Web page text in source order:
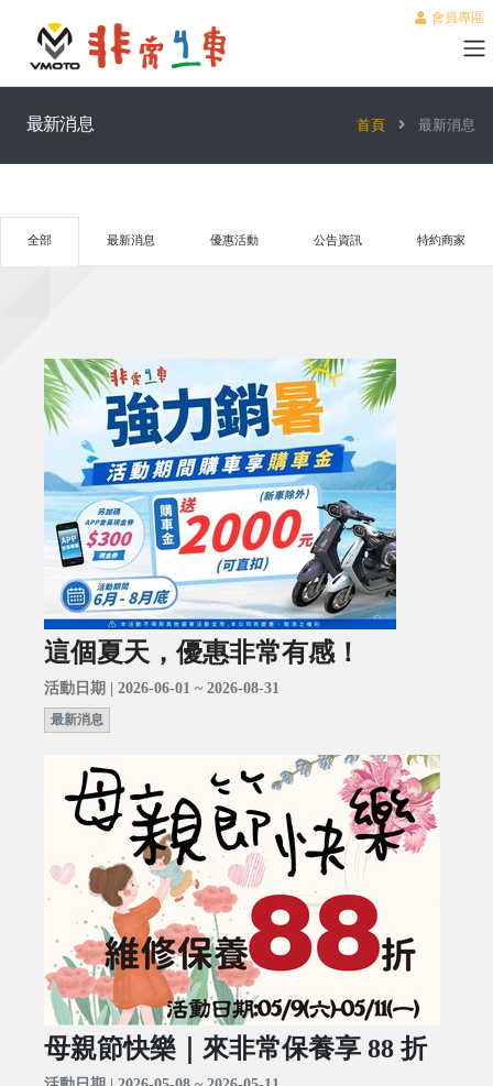
會員專區
最新消息 首頁 最新消息
全部 最新消息 優惠活動 公告資訊 特約商家
這個夏天，優惠非常有感！
活動日期 | 2026-06-01 ~ 2026-08-31
最新消息
母親節快樂｜來非常保養享 88 折